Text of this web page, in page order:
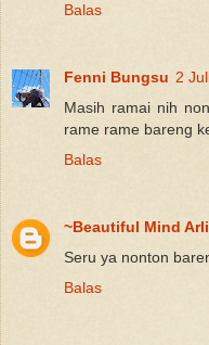
Balas
Fenni Bungsu 2
Masih ramai nih
rame rame bareng
Balas
~Beautiful Mind
Seru ya nonton
Balas